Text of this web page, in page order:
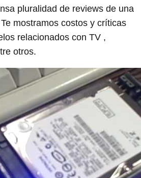
pluralidad de reviews de una
Te mostramos costos y críticas
relacionados con TV ,
otros.